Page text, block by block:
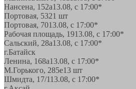
Нансена, 152а13.08, с 17:00*
Портовая, 5321 шт
Портовая, 7013.08, с 17:00*
Рабочая площадь, 1913.08, с 17:00*
Сальский, 28a13.08, с 17:00*
г.Батайск
Ленина, 168а13.08, с 17:00*
М.Горького, 285е13 шт
Шмидта, 17/113.08, с 17:00*